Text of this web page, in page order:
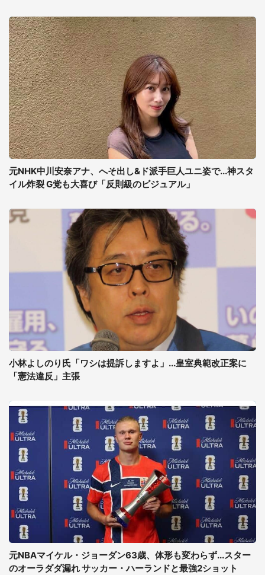
元NHK中川安奈アナ、へそ出し&ド派手巨人ユニ姿で...神スタ
イル炸裂 G党も大喜び「反則級のビジュアル」
小林よしのり氏「ワシは提訴しますよ」...皇室典範改正案に
「憲法違反」主張
元NBAマイケル・ジョーダン63歳、体形も変わらず...スター
のオーラダダ漏れ サッカー・ハーランドと最強2ショット